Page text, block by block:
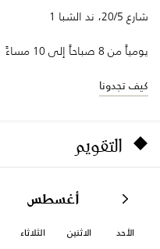
شارع 20/5، ند الشبا 1
يومياً من 8 صباحاً إلى 10 مساءً
كيف تجدونا
التقويم
أغسطس
الأحد الاثنين الثلاثاء